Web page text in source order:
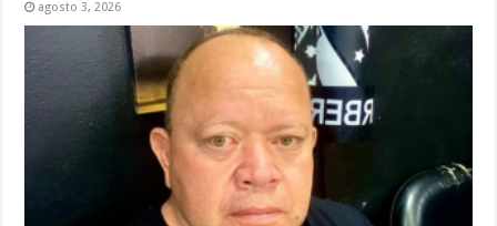
agosto 3, 2026